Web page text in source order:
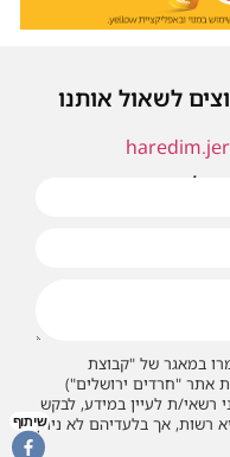
לשאול אותנו
אליכם בהקדם
במאגר של "קבוצת
אתר "חרדים ירושלים")
רשאי/ת לעיין במידע, לבקש
רשות, אך בלעדיהם לא ניתןשיתוף